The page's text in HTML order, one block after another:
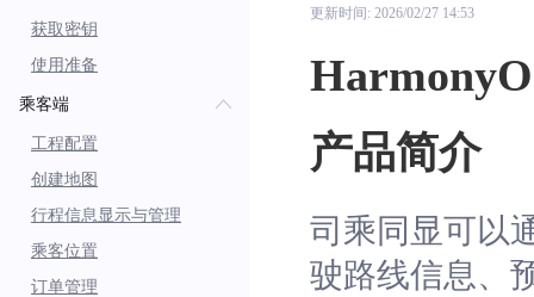
获取密钥
使用准备
乘客端
工程配置
创建地图
行程信息显示与管理
乘客位置
订单管理
更新时间: 2026/02/27 14:53
产品简介
司乘同显可以
驶路线信息、